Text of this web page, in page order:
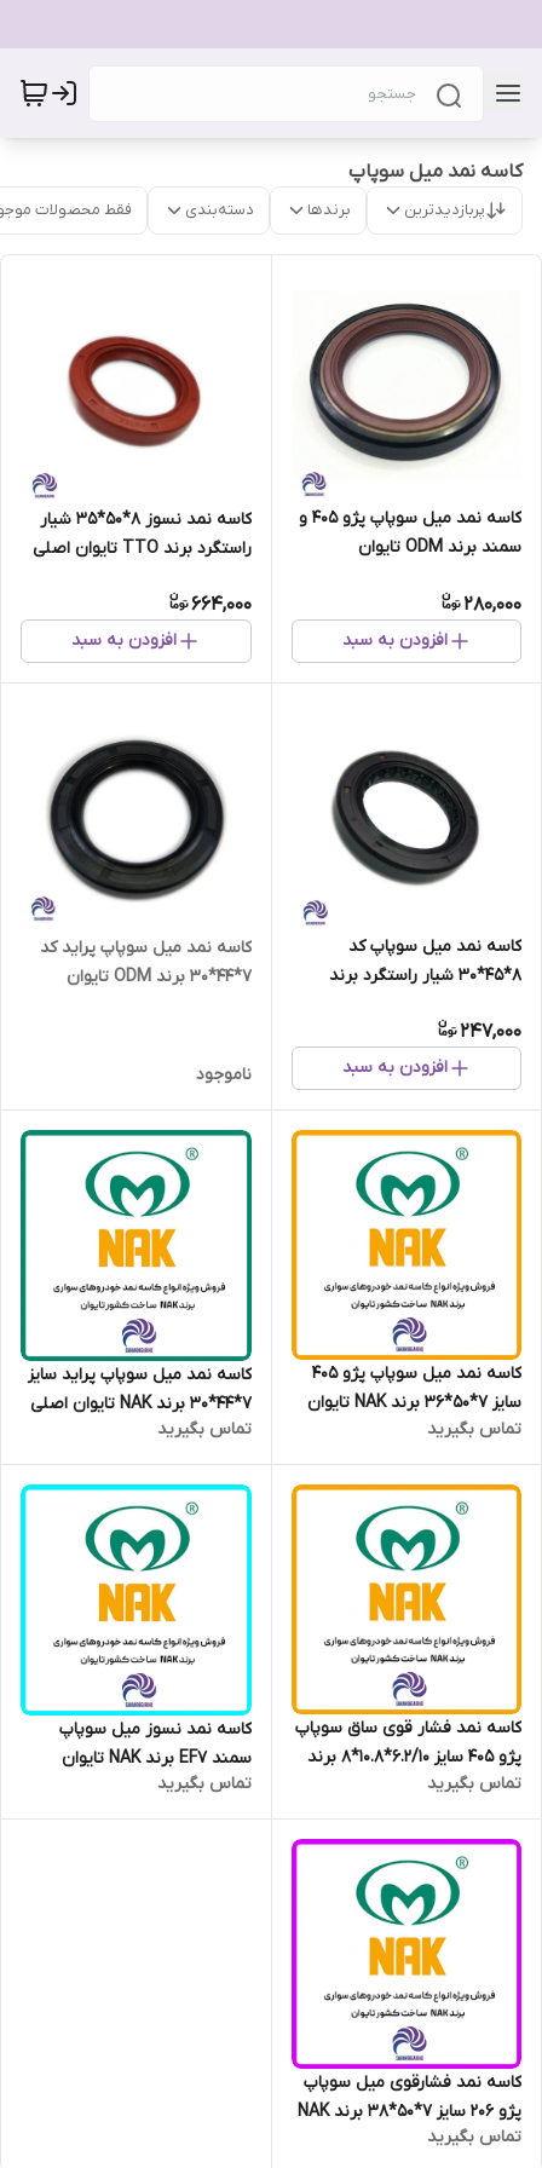
کاسه نمد میل سوپاپ
پربازدیدترین برندها دسته‌بندی فقط محصولات
کاسه نمد میل سوپاپ پژو 405 و
سمند برند ODM تایوان
280,000
افزودن به سبد
کاسه نمد نسوز 8*50*35 شیار
راستگرد برند TTO تایوان اصلی
664,000
افزودن به سبد
کاسه نمد میل سوپاپ کد
8*45*30 شیار راستگرد برند
247,000
افزودن به سبد
کاسه نمد میل سوپاپ پراید کد
7*44*30 برند ODM تایوان
ناموجود
کاسه نمد میل سوپاپ پژو 405
سایز 7*50*36 برند NAK تایوان
اصلی
تماس بگیرید
کاسه نمد میل سوپاپ پراید سایز
7*44*30 برند NAK تایوان اصلی
تماس بگیرید
کاسه نمد فشار قوی ساق سوپاپ
پژو 405 سایز 6.2/10*10.8*8 برند
NAK تایوان اصلی
تماس بگیرید
کاسه نمد نسوز میل سوپاپ
سمند EF7 برند NAK تایوان
اصلی
تماس بگیرید
کاسه نمد فشارقوی میل سوپاپ
پژو 206 سایز 7*50*38 برند NAK
تایوان اصلی
تماس بگیرید